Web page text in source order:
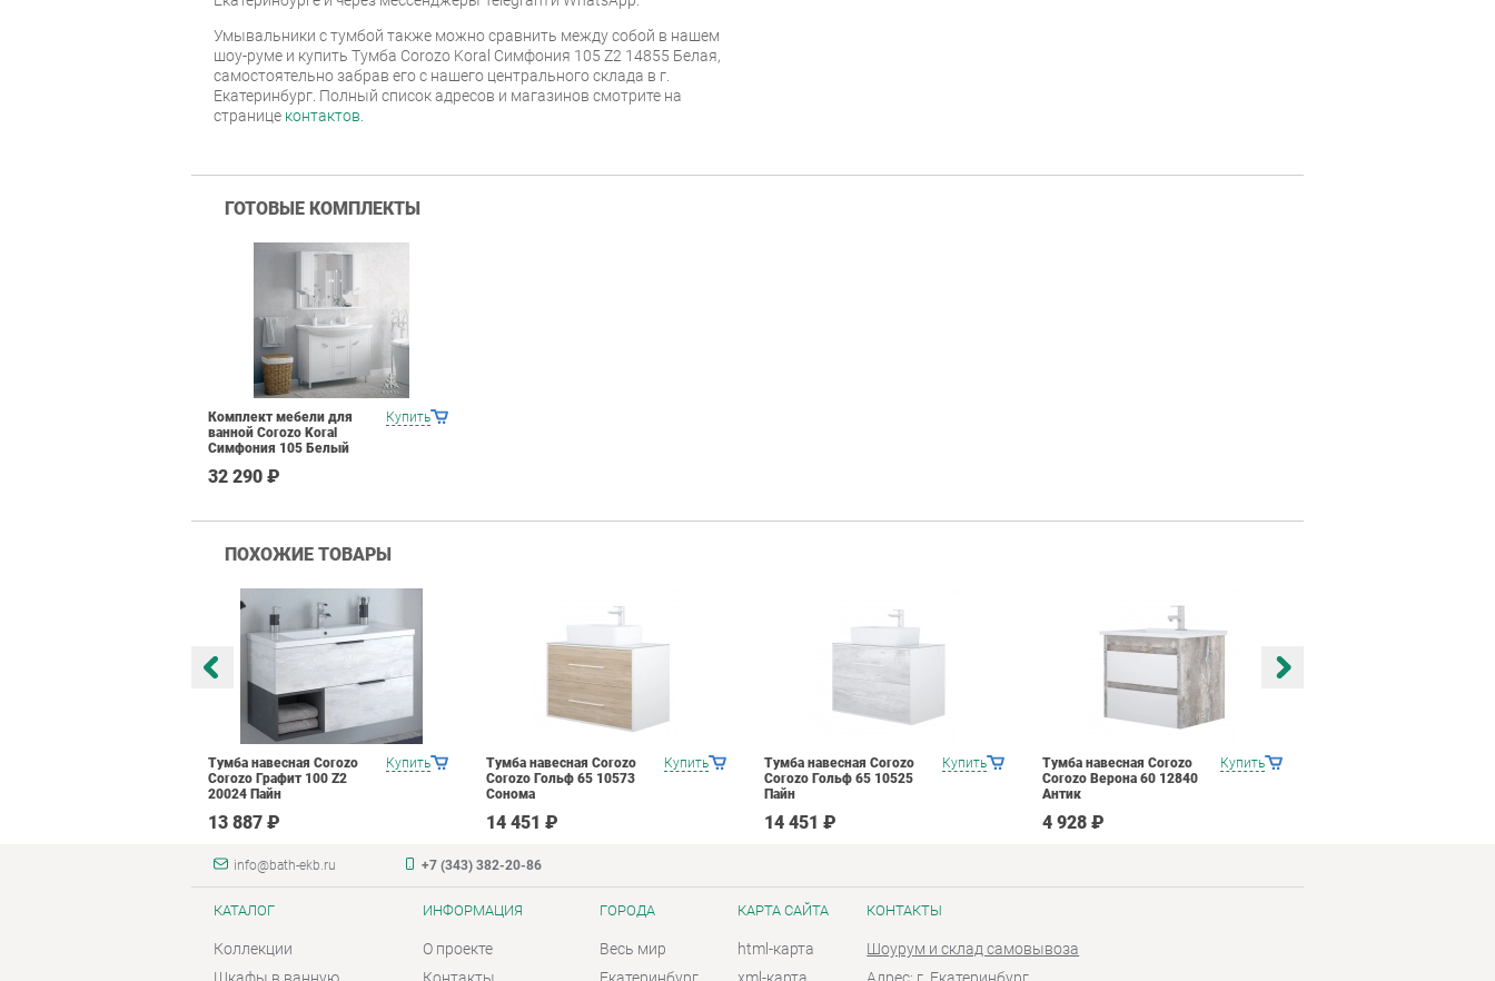
Умывальники с тумбой также можно сравнить между собой в нашем
шоу-руме и купить Тумба Corozo Koral Симфония 105 Z2 14855 Белая,
самостоятельно забрав его с нашего центрального склада в г.
Екатеринбург. Полный список адресов и магазинов смотрите на
странице контактов
ГОТОВЫЕ КОМПЛЕКТЫ
Купить
Комплект мебели для
ванной Corozo Koral
Симфония 105 Белый
32 290 ₽
ПОХОЖИЕ ТОВАРЫ
Купить
Тумба навесная Corozo
Corozo Графит 100 Z2
20024 Пайн
13 887 ₽
Купить
Тумба навесная Corozo
Corozo Гольф 65 10573
Сонома
14 451 ₽
Купить
Тумба навесная Corozo
Corozo Гольф 65 10525
Пайн
14 451 ₽
Купить
Тумба навесная Corozo
Corozo Верона 60 12840
Антик
4 928 ₽
info@bath-ekb.ru +7 (343) 382-20-86
КАТАЛОГ
Коллекции
Шкафы в ванную
ИНФОРМАЦИЯ
О проекте
Контакты
ГОРОДА
Весь мир
Екатеринбург
КАРТА САЙТА
html-карта
xml-карта
КОНТАКТЫ
Шоурум и склад самовывоза
Адрес: г. Екатеринбург,